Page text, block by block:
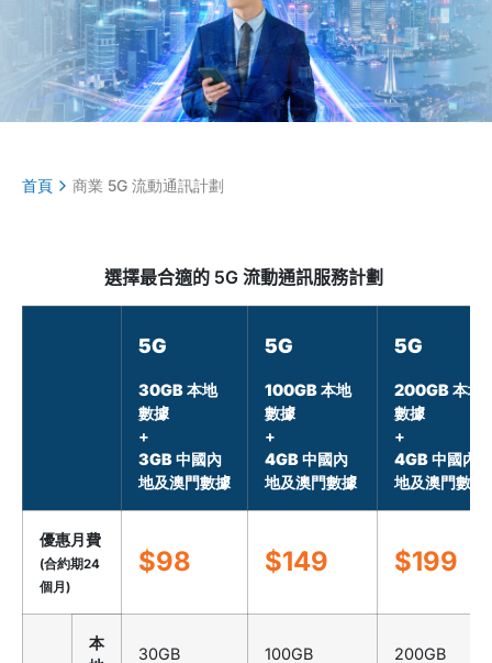
首頁 商業 5G 流動通訊計劃
選擇最合適的 5G 流動通訊服務計劃
5G
30GB 本地
數據
+
3GB 中國內
地及澳門數據
5G
100GB 本地
數據
+
4GB 中國內
地及澳門數據
5G
200GB 本地
數據
+
4GB 中國內
地及澳門數據
優惠月費
(合約期24
個月)
$98 $149 $199
本
30GB 100GB 200GB